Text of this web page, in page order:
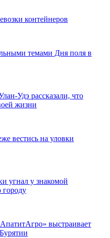
контейнеров
темами Дня поля в
Удэ рассказали, что
жизни
вестись на уловки
угнал у знакомой
городу
выстраивает